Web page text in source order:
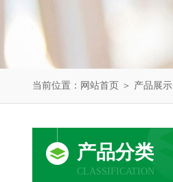
当前位置： 网站首页 ＞ 产品展示
产品分类
CLASSIFICATION